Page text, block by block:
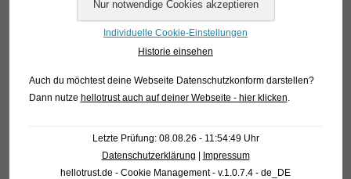
Dieser Salmler stammt ursprünglich aus Brasilien (Rio Sao
Francisco und Itapicuru) und wird etwa 7 cm lang. Wir
können deutsche Nachzuchten des attraktiven
Schwarmfisches anbieten.
Individuelle Cookie-Einstellungen
Historie einsehen
Auch du möchtest deine Webseite Datenschutzkonform darstellen?
Dann nutze hellotrust auch auf deiner Webseite - hier klicken.
Letzte Prüfung: 08.08.26 - 11:54:49 Uhr
Datenschutzerklärung
Impressum
hellotrust.de - Cookie Management - v.1.0.7.4 - de_DE